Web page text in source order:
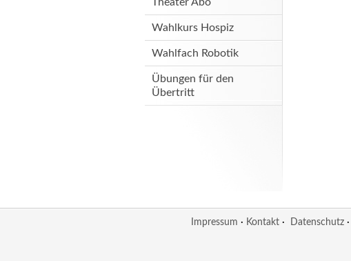
Wahlkurs Hospiz
Wahlfach Robotik
Übungen für den
Übertritt
Impressum · Kontakt · Datenschutz ·